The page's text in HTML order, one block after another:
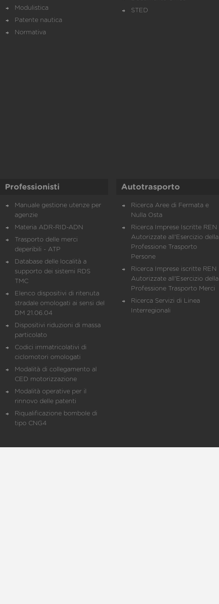
Modulistica
Patente nautica
Normativa
STED
Professionisti
Manuale gestione utenze per
agenzie
Materia ADR-RID-ADN
Trasporto delle merci
deperibili - ATP
Database delle località a
supporto dei sistemi RDS
TMC
Elenco dispositivi di ritenuta
stradale omologati ai sensi del
DM 21.06.04
Dispositivi riduzioni di massa
particolato
Codici immatricolativi di
ciclomotori omologati
Modalità di collegamento al
CED motorizzazione
Modalità operative per il
rinnovo delle patenti
Riqualificazione bombole di
tipo CNG4
Autotrasporto
Ricerca Aree di Fermata e
Nulla Osta
Ricerca Imprese Iscritte REN
Autorizzate all'Esercizio della
Professione Trasporto
Persone
Ricerca Imprese iscritte REN
Autorizzate all'Esercizio della
Professione Trasporto Merci
Ricerca Servizi di Linea
Interregionali